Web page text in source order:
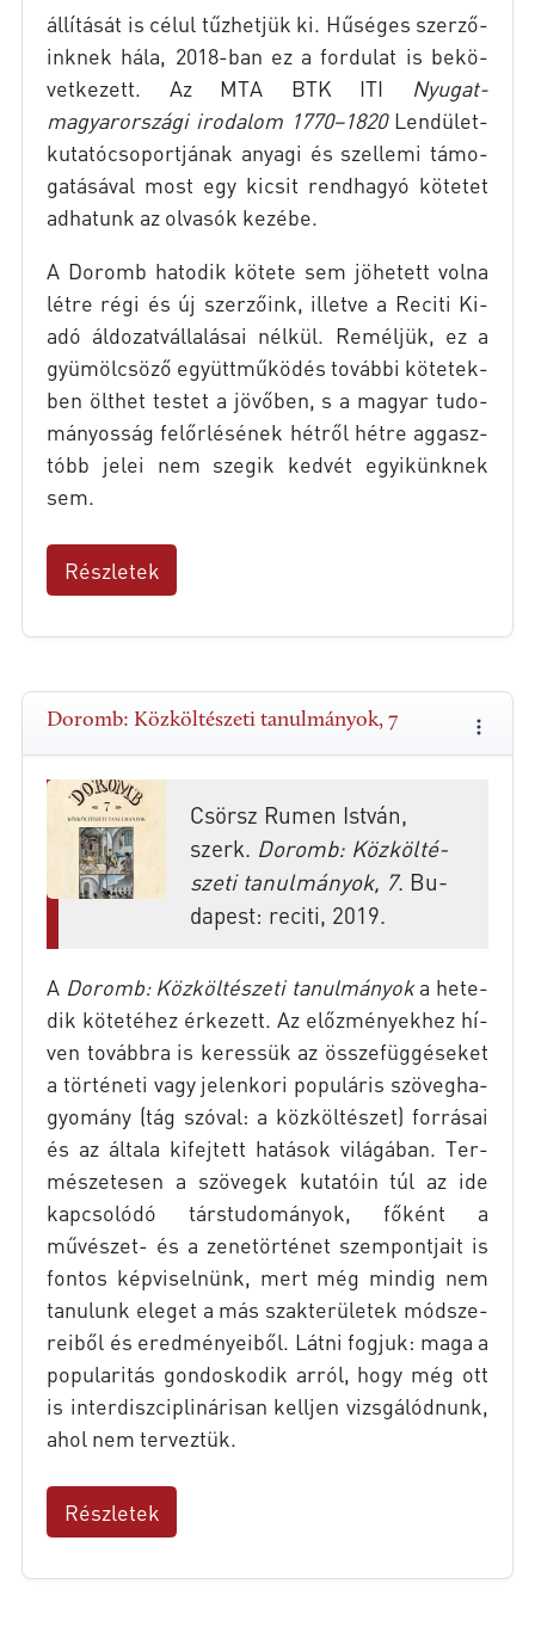
ál­lí­tá­sát is cé­lul tűz­het­jük ki. Hű­sé­ges szer­ző­
ink­nek hála, 2018-ban ez a for­du­lat is be­kö­
vet­ke­zett. Az MTA BTK ITI
Nyugat-
magyarországi iro­da­lom 1770–1820Lendület-
kutatócsoportjának anya­gi és szel­le­mi tá­mo­
ga­tá­sá­val most egy ki­csit rend­ha­gyó kö­te­tet
ad­ha­tunk az ol­va­sók ke­zé­be.
A Do­romb ha­to­dik kö­te­te sem jö­he­tett vol­na
lét­re régi és új szer­ző­ink, il­let­ve a Re­ci­ti Ki­
adó ál­do­zat­vál­la­lá­sai nél­kül. Re­mél­jük, ez a
gyü­möl­csö­ző együtt­mű­kö­dés to­váb­bi kö­te­tek­
ben ölt­het tes­tet a jö­vő­ben, s a ma­gyar tu­do­
má­nyos­ság fel­őr­lé­sé­nek hét­ről hét­re ag­gasz­
tóbb je­lei nem sze­gik ked­vét egyi­künk­nek
sem.
Részletek
Do­romb: Köz­köl­té­sze­ti ta­nul­má­nyok, 7
Csör­sz Ru­men Ist­ván,
szerk. Do­romb: Köz­köl­té­
sze­ti ta­nul­má­nyok, 7. Bu­
da­pest: re­ci­ti, 2019.
A Do­romb: Köz­köl­té­sze­ti ta­nul­má­nyoka he­te­
dik kö­te­té­hez ér­ke­zett. Az előz­mé­nyek­hez hí­
ven to­vább­ra is ke­res­sük az össze­füg­gé­se­ket
a tör­té­ne­ti vagy je­len­ko­ri po­pu­lá­ris szö­veg­ha­
gyo­mány (tág szó­val: a köz­köl­té­szet) for­rá­sai
és az ál­ta­la ki­fej­tett ha­tá­sok vi­lá­gá­ban. Ter­
mé­sze­te­sen a szö­ve­gek ku­ta­tó­in túl az ide
kap­cso­ló­dó társ­tu­do­má­nyok, fő­ként a
művészet- és a ze­ne­tör­té­net szem­pont­ja­it is
fon­tos kép­vi­sel­nünk, mert még min­dig nem
ta­nu­lunk ele­get a más szak­te­rü­le­tek mód­sze­
re­i­ből és ered­mé­nye­i­ből. Lát­ni fog­juk: maga a
po­pu­la­ri­tás gon­dos­ko­dik ar­ról, hogy még ott
is in­ter­disz­cip­li­ná­ri­san kell­jen vizs­gá­lód­nunk,
ahol nem ter­vez­tük.
Részletek